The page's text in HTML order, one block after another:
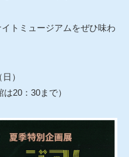
トミュージアムをぜひ味わ
）
20：30まで）